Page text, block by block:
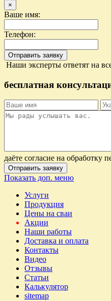
×
Ваше имя:
Телефон:
Отправить заявку
Наши эксперты ответят на
бесплатная
даёте согласие на обработку
Отправить заявку
Показать доп. меню
Услуги
Продукция
Цены на сваи
Акции
Наши работы
Доставка и оплата
Контакты
Видео
Отзывы
Статьи
Калькулятор
sitemap